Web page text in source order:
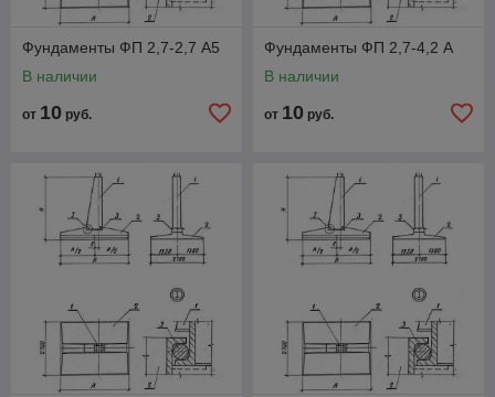
Фундаменты ФП 2,7-2,7 А5
В наличии
от 10 руб.
Фундаменты ФП 2,7-4,2 А
В наличии
от 10 руб.